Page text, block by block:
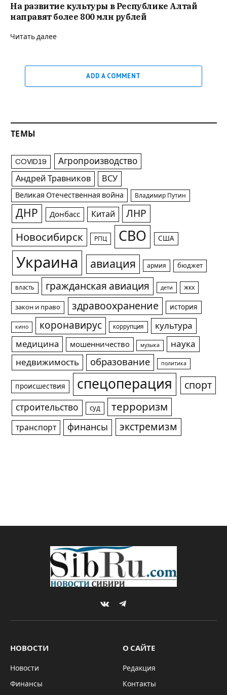
На развитие культуры в Республике Алтай
направят более 800 млн рублей
Читать далее
ADD A COMMENT
ТЕМЫ
COVID19 Агропроизводство
Андрей Травников ВСУ
Великая Отечественная война Владимир Путин
ДНР Донбасс Китай ЛНР
Новосибирск РПЦ СВО США
Украина авиация армия бюджет
власть гражданская авиация дети жкх
закон и право здравоохранение история
кино коронавирус коррупция
культура
медицина
мошенничество музыка
наука
недвижимость
образование политика
происшествия спецоперация спорт
строительство суд терроризм
транспорт финансы экстремизм
VKontakteTelegram
НОВОСТИ
Новости
Финансы
О САЙТЕ
Редакция
Контакты